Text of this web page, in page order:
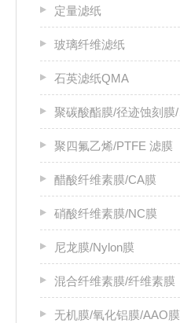
定量滤纸
玻璃纤维滤纸
石英滤纸QMA
聚碳酸酯膜/径迹蚀刻膜/PC膜
聚四氟乙烯/PTFE 滤膜
醋酸纤维素膜/CA膜
硝酸纤维素膜/NC膜
尼龙膜/Nylon膜
混合纤维素膜/纤维素膜
无机膜/氧化铝膜/AAO膜